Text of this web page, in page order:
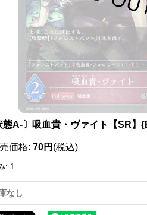
態A-〕吸血貴・ヴァイト【SR】
価格: 70円 (税込)
: 1
なし